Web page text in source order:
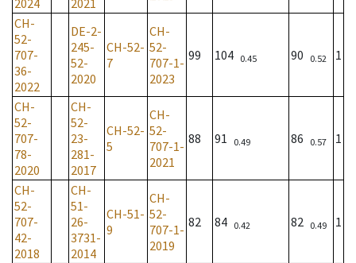
2024
2021
CH-
52-
707-
36-
2022
DE-2-
245-
52-
2020
CH-52-
7
CH-
52-
707-1-
2023
99 104 0.45 90 0.52 1
CH-
52-
707-
78-
2020
CH-
52-
23-
281-
2017
CH-52-
5
CH-
52-
707-1-
2021
88 91 0.49 86 0.57 1
CH-
52-
707-
42-
2018
CH-
51-
26-
3731-
2014
CH-51-
9
CH-
52-
707-1-
2019
82 84 0.42 82 0.49 1